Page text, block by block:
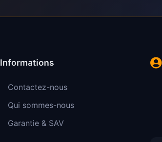
Informations
Contactez-nous
Qui sommes-nous
Garantie & SAV